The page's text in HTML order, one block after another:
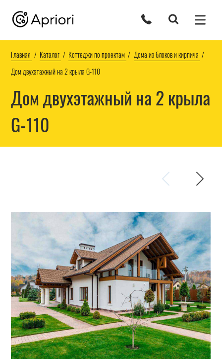
Главная Каталог Коттеджи по проектам
Дома из блоков и кирпича
Дом двухэтажный на 2 крыла G-110
Дом двухэтажный на 2 крыла
G-110